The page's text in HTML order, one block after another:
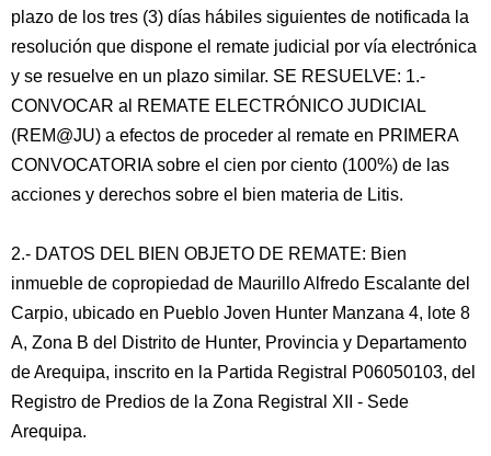
plazo de los tres (3) días hábiles siguientes de notificada la
resolución que dispone el remate judicial por vía electrónica
y se resuelve en un plazo similar. SE RESUELVE: 1.-
CONVOCAR al REMATE ELECTRÓNICO JUDICIAL
(REM@JU) a efectos de proceder al remate en PRIMERA
CONVOCATORIA sobre el cien por ciento (100%) de las
acciones y derechos sobre el bien materia de Litis.
2.- DATOS DEL BIEN OBJETO DE REMATE: Bien
inmueble de copropiedad de Maurillo Alfredo Escalante del
Carpio, ubicado en Pueblo Joven Hunter Manzana 4, lote 8
A, Zona B del Distrito de Hunter, Provincia y Departamento
de Arequipa, inscrito en la Partida Registral P06050103, del
Registro de Predios de la Zona Registral XII - Sede
Arequipa.